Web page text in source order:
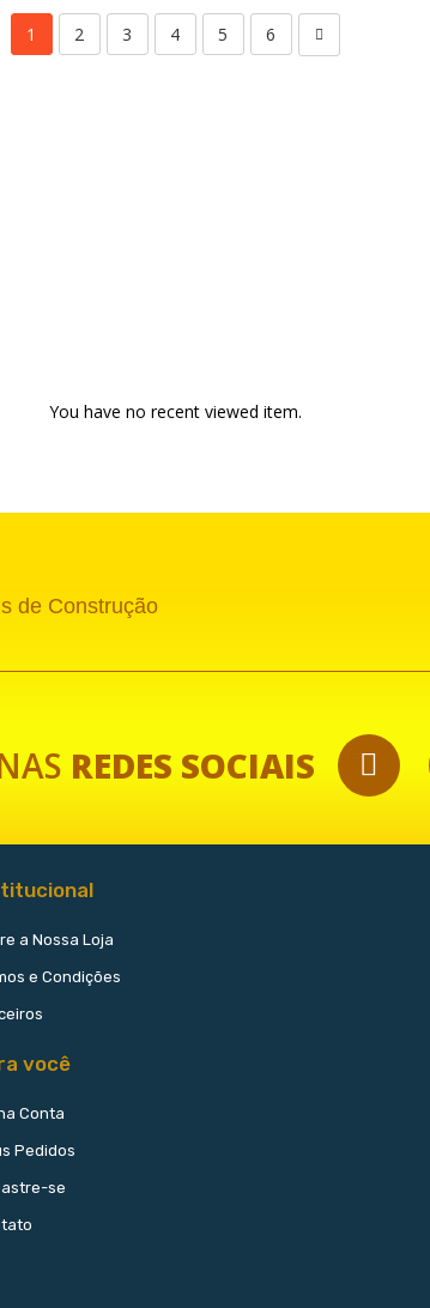
1 2 3 4 5 6
You have no recent viewed item.
de Construção
REDES SOCIAIS
a Nossa Loja
e Condições
você
Conta
Pedidos
se